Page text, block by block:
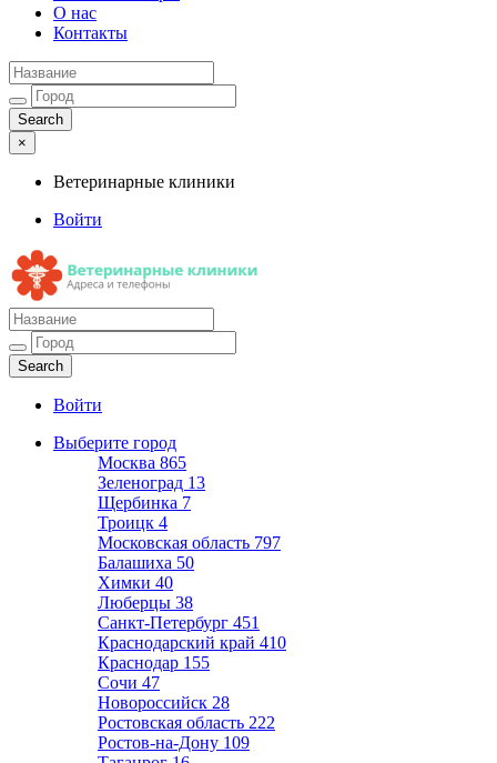
О нас
Контакты
×
Ветеринарные клиники
Войти
Ветеринарные клиники
Адреса и телефоны
Войти
Выберите город
Москва 865
Зеленоград 13
Щербинка 7
Троицк 4
Московская область 797
Балашиха 50
Химки 40
Люберцы 38
Санкт-Петербург 451
Краснодарский край 410
Краснодар 155
Сочи 47
Новороссийск 28
Ростовская область 222
Ростов-на-Дону 109